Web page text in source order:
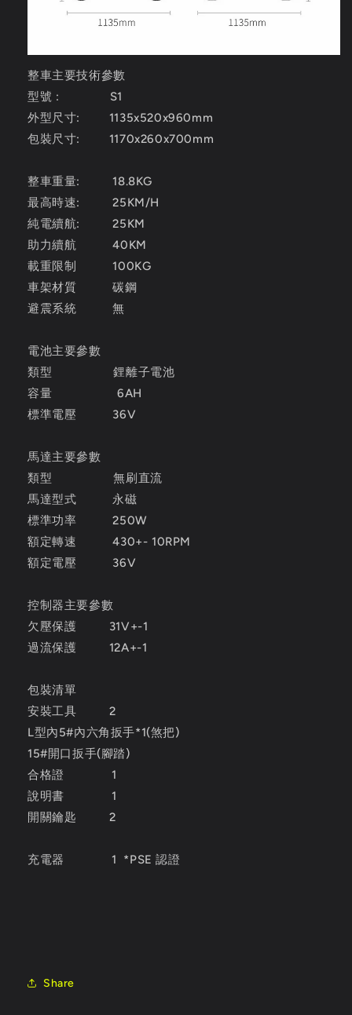
整車主要技術參數
型號 : S1
外型尺寸: 1135x520x960mm
包裝尺寸: 1170x260x700mm
整車重量: 18.8KG
最高時速: 25KM/H
純電續航: 25KM
助力續航 40KM
載重限制 100KG
車架材質 碳鋼
避震系統 無
電池主要參數
類型 鋰離子電池
容量 6AH
標準電壓 36V
馬達主要參數
類型 無刷直流
馬達型式 永磁
標準功率 250W
額定轉速 430+- 10RPM
額定電壓 36V
控制器主要參數
欠壓保護 31V+-1
過流保護 12A+-1
包裝清單
安裝工具 2
L型內5#內六角扳手*1(煞把)
15#開口扳手(腳踏)
合格證 1
說明書 1
開關鑰匙 2
充電器 1 *PSE 認證
Share